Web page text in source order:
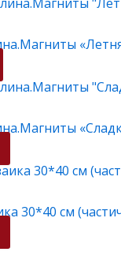
30*40 см